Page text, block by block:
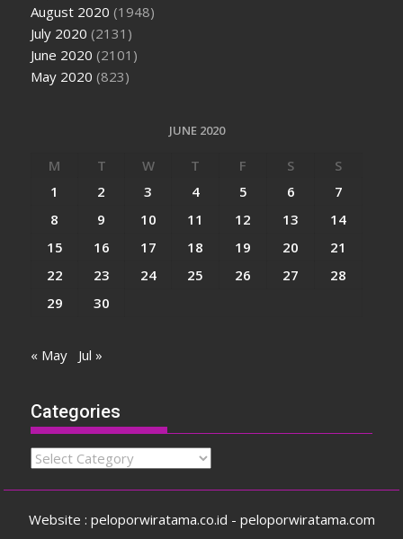
August 2020 (1948)
July 2020 (2131)
June 2020 (2101)
May 2020 (823)
JUNE 2020
M T W T F S
S
1
2 3 4 5 6
7
8
9 10 11 12 13
14
15
16 17 18 19 20
21
22
23 24 25 26 27
28
29
30
« May Jul »
Categories
Categories
Website : peloporwiratama.co.id - peloporwiratama.com